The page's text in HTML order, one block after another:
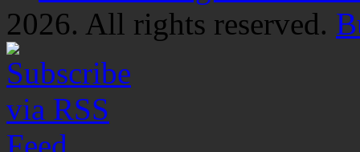
2026. All rights reserved.